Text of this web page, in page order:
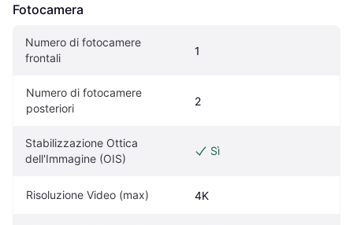
Fotocamera
Numero di fotocamere
frontali
1
Numero di fotocamere
posteriori
2
Stabilizzazione Ottica
dell'Immagine (OIS)
Sì
Risoluzione Video (max) 4K